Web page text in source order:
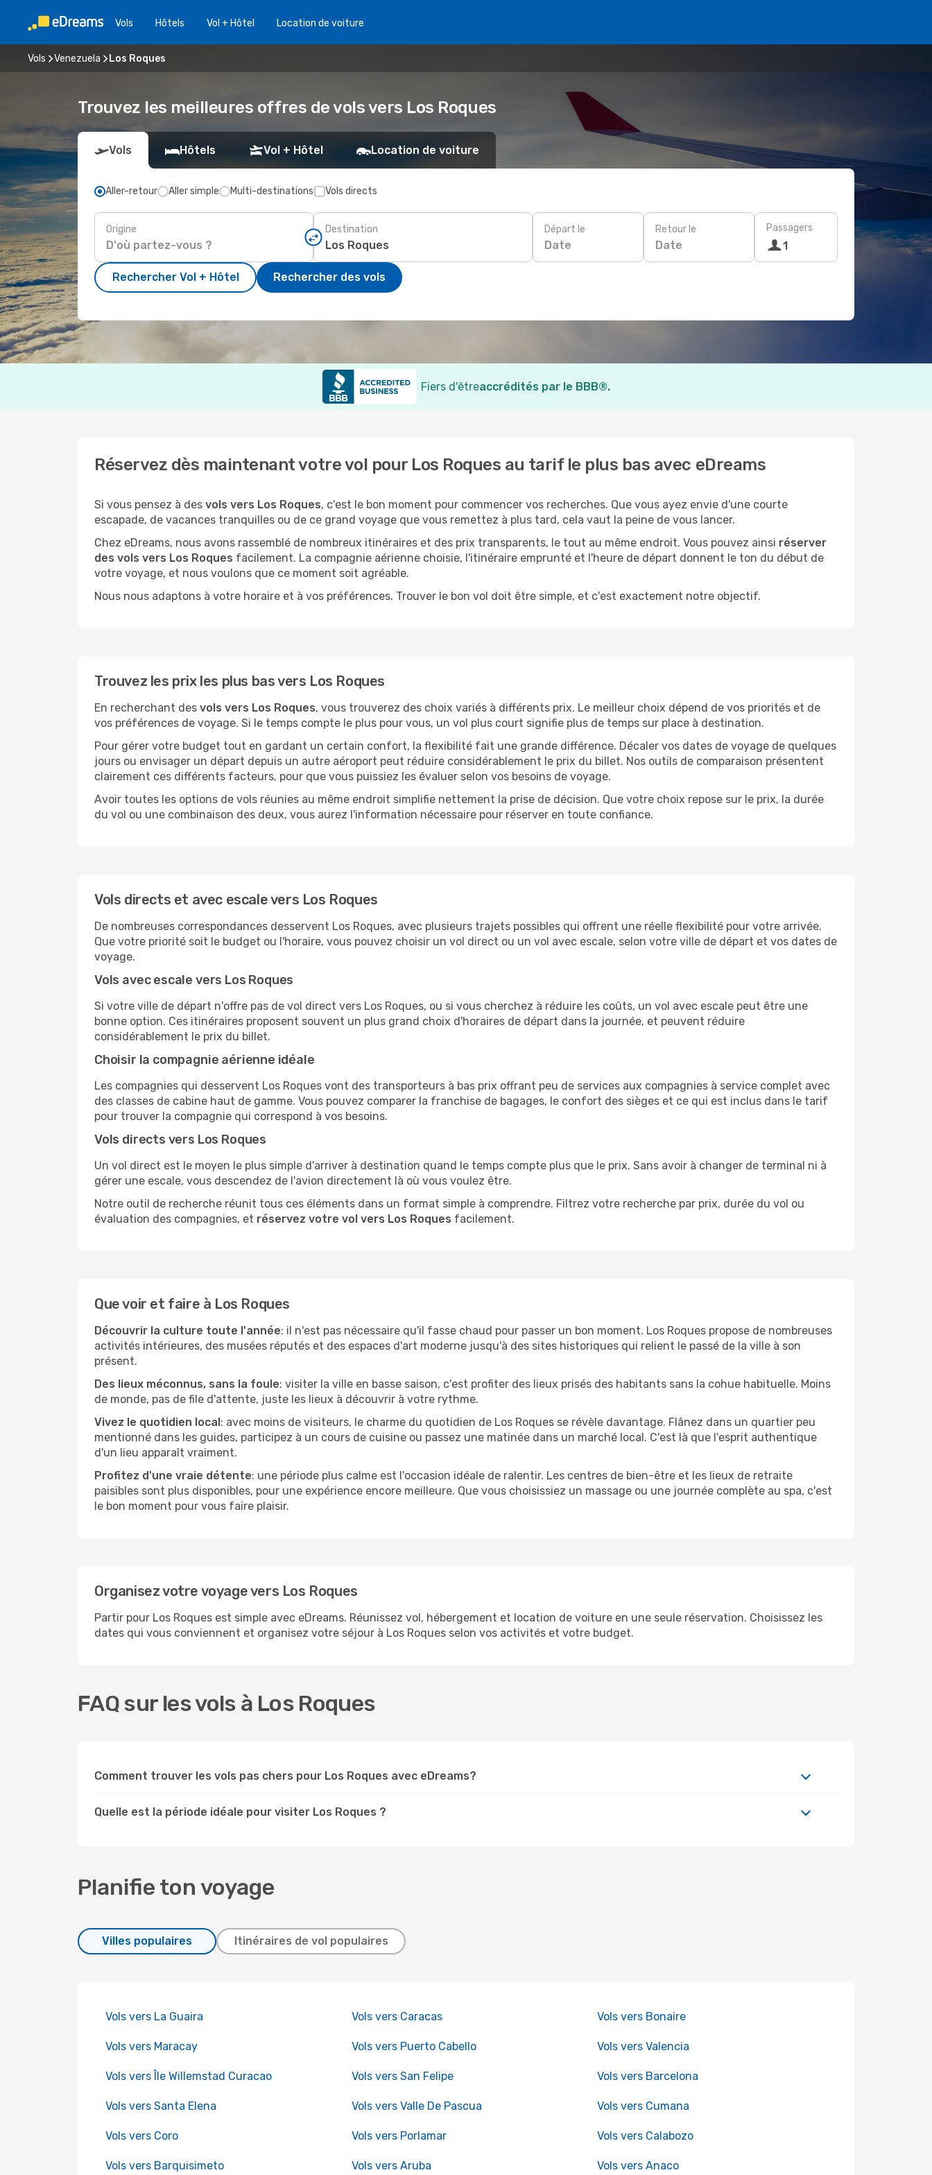
Vols Hôtels Vol + Hôtel Location de voiture
Vols Venezuela Los Roques
Trouvez les meilleures offres de vols vers Los Roques
Vols Hôtels Vol + Hôtel Location de voiture
Aller-retour Aller simple Multi-destinations Vols directs
Origine Destination Départ le
Date
Retour le
Date
Passagers
1
Rechercher Vol + Hôtel Rechercher des vols
Fiers d'êtreaccrédités par le BBB®.
Réservez dès maintenant votre vol pour Los Roques au tarif le plus bas avec eDreams
Si vous pensez à des vols vers Los Roques, c'est le bon moment pour commencer vos recherches. Que vous ayez envie d'une courte
escapade, de vacances tranquilles ou de ce grand voyage que vous remettez à plus tard, cela vaut la peine de vous lancer.
Chez eDreams, nous avons rassemblé de nombreux itinéraires et des prix transparents, le tout au même endroit. Vous pouvez ainsi réserver
des vols vers Los Roques facilement. La compagnie aérienne choisie, l'itinéraire emprunté et l'heure de départ donnent le ton du début de
votre voyage, et nous voulons que ce moment soit agréable.
Nous nous adaptons à votre horaire et à vos préférences. Trouver le bon vol doit être simple, et c'est exactement notre objectif.
Trouvez les prix les plus bas vers Los Roques
En recherchant des vols vers Los Roques, vous trouverez des choix variés à différents prix. Le meilleur choix dépend de vos priorités et de
vos préférences de voyage. Si le temps compte le plus pour vous, un vol plus court signifie plus de temps sur place à destination.
Pour gérer votre budget tout en gardant un certain confort, la flexibilité fait une grande différence. Décaler vos dates de voyage de quelques
jours ou envisager un départ depuis un autre aéroport peut réduire considérablement le prix du billet. Nos outils de comparaison présentent
clairement ces différents facteurs, pour que vous puissiez les évaluer selon vos besoins de voyage.
Avoir toutes les options de vols réunies au même endroit simplifie nettement la prise de décision. Que votre choix repose sur le prix, la durée
du vol ou une combinaison des deux, vous aurez l'information nécessaire pour réserver en toute confiance.
Vols directs et avec escale vers Los Roques
De nombreuses correspondances desservent Los Roques, avec plusieurs trajets possibles qui offrent une réelle flexibilité pour votre arrivée.
Que votre priorité soit le budget ou l'horaire, vous pouvez choisir un vol direct ou un vol avec escale, selon votre ville de départ et vos dates de
voyage.
Vols avec escale vers Los Roques
Si votre ville de départ n'offre pas de vol direct vers Los Roques, ou si vous cherchez à réduire les coûts, un vol avec escale peut être une
bonne option. Ces itinéraires proposent souvent un plus grand choix d'horaires de départ dans la journée, et peuvent réduire
considérablement le prix du billet.
Choisir la compagnie aérienne idéale
Les compagnies qui desservent Los Roques vont des transporteurs à bas prix offrant peu de services aux compagnies à service complet avec
des classes de cabine haut de gamme. Vous pouvez comparer la franchise de bagages, le confort des sièges et ce qui est inclus dans le tarif
pour trouver la compagnie qui correspond à vos besoins.
Vols directs vers Los Roques
Un vol direct est le moyen le plus simple d'arriver à destination quand le temps compte plus que le prix. Sans avoir à changer de terminal ni à
gérer une escale, vous descendez de l'avion directement là où vous voulez être.
Notre outil de recherche réunit tous ces éléments dans un format simple à comprendre. Filtrez votre recherche par prix, durée du vol ou
évaluation des compagnies, et réservez votre vol vers Los Roques facilement.
Que voir et faire à Los Roques
Découvrir la culture toute l'année: il n'est pas nécessaire qu'il fasse chaud pour passer un bon moment. Los Roques propose de nombreuses
activités intérieures, des musées réputés et des espaces d'art moderne jusqu'à des sites historiques qui relient le passé de la ville à son
présent.
Des lieux méconnus, sans la foule: visiter la ville en basse saison, c'est profiter des lieux prisés des habitants sans la cohue habituelle. Moins
de monde, pas de file d'attente, juste les lieux à découvrir à votre rythme.
Vivez le quotidien local: avec moins de visiteurs, le charme du quotidien de Los Roques se révèle davantage. Flânez dans un quartier peu
mentionné dans les guides, participez à un cours de cuisine ou passez une matinée dans un marché local. C'est là que l'esprit authentique
d'un lieu apparaît vraiment.
Profitez d'une vraie détente: une période plus calme est l'occasion idéale de ralentir. Les centres de bien-être et les lieux de retraite
paisibles sont plus disponibles, pour une expérience encore meilleure. Que vous choisissiez un massage ou une journée complète au spa, c'est
le bon moment pour vous faire plaisir.
Organisez votre voyage vers Los Roques
Partir pour Los Roques est simple avec eDreams. Réunissez vol, hébergement et location de voiture en une seule réservation. Choisissez les
dates qui vous conviennent et organisez votre séjour à Los Roques selon vos activités et votre budget.
FAQ sur les vols à Los Roques
Comment trouver les vols pas chers pour Los Roques avec eDreams?
Quelle est la période idéale pour visiter Los Roques ?
Planifie ton voyage
Villes populaires Itinéraires de vol populaires
Vols vers La Guaira Vols vers Caracas Vols vers Bonaire
Vols vers Maracay Vols vers Puerto Cabello Vols vers Valencia
Vols vers Île Willemstad Curacao Vols vers San Felipe Vols vers Barcelona
Vols vers Santa Elena Vols vers Valle De Pascua Vols vers Cumana
Vols vers Coro Vols vers Porlamar Vols vers Calabozo
Vols vers Barquisimeto Vols vers Aruba Vols vers Anaco